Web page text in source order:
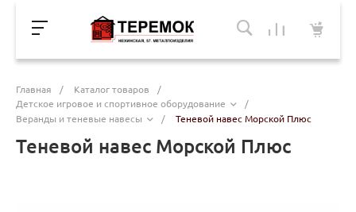
Главная / Каталог товаров
/
Детское игровое и спортивное оборудование
/
Веранды и теневые навесы
/ Теневой навес Морской Плюс
Теневой навес Морской Плюс